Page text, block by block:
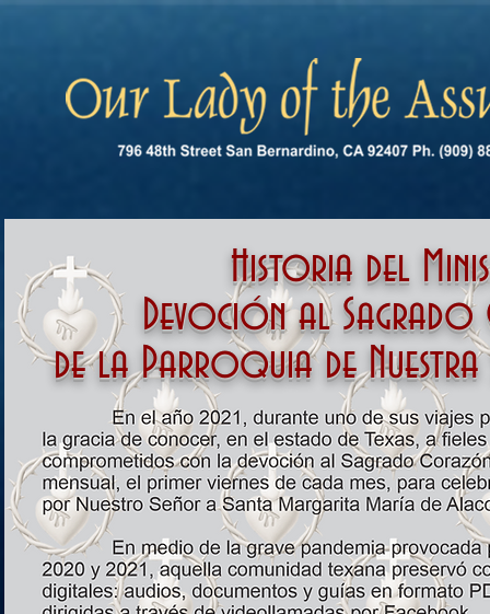
Historia del
Devoción al Sagrado
de la Parroquia de